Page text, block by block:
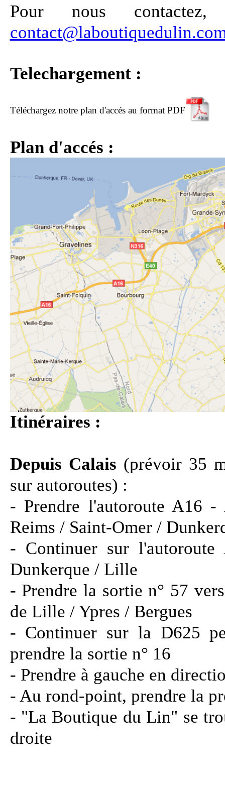
Pour nous
Telechargement :
Téléchargez notre plan d'accés au format PDF
Plan d'accés :
Itinéraires :
Depuis Calais (prévoir 35
sur autoroutes) :
- Prendre l'autoroute A16
Reims / Saint-Omer /
- Continuer sur
Dunkerque / Lille
- Prendre la sortie n° 57
de Lille / Ypres / Bergues
- Continuer sur la D625
prendre la sortie n° 16
- Prendre à gauche en
- Au rond-point, prendre la
- "La Boutique du Lin" se
droite